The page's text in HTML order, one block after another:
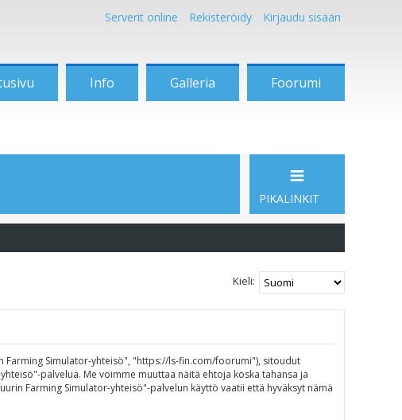
Serverit online Rekisteröidy Kirjaudu sisään
Info Galleria Foorumi
PIKALINKIT
Kieli:
Farming Simulator-yhteisö", "https://ls-fin.com/foorumi"), sitoudut
palvelua. Me voimme muuttaa näitä ehtoja koska tahansa ja
Farming Simulator-yhteisö"-palvelun käyttö vaatii että hyväksyt nämä